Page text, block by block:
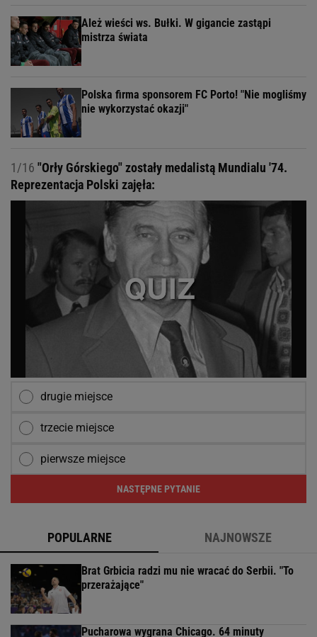
Ależ wieści ws. Bułki. W gigancie zastąpi
mistrza świata
Polska firma sponsorem FC Porto! "Nie mogliśmy
nie wykorzystać okazji"
1/16 "Orły Górskiego" zostały medalistą Mundialu '74.
Reprezentacja Polski zajęła:
drugie miejsce
trzecie miejsce
pierwsze miejsce
NASTĘPNE PYTANIE
POPULARNE NAJNOWSZE
Brat Grbicia radzi mu nie wracać do Serbii. "To
przerażające"
Pucharowa wygrana Chicago. 64 minuty